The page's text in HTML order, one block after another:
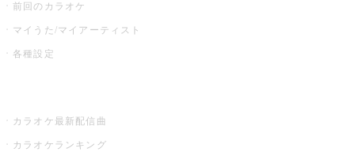
前回のカラオケ
マイうた/マイアーティスト
各種設定
カラオケ最新配信曲
カラオケランキング